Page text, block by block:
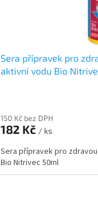
Sera přípravek pro
aktivní vodu Bio
150 Kč bez DPH
182 Kč / ks
Sera přípravek pro
Bio Nitrivec 50ml